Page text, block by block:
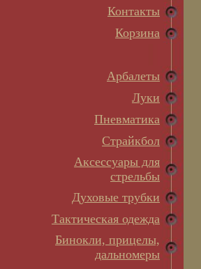
Контакты
Корзина
Арбалеты
Луки
Пневматика
Страйкбол
Аксессуары для
стрельбы
Духовые трубки
Тактическая одежда
Бинокли, прицелы,
дальномеры